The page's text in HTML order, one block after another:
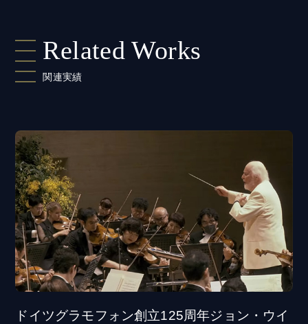
Related Works
関連実績
ドイツグラモフォン創立125周年ジョン・ウイ